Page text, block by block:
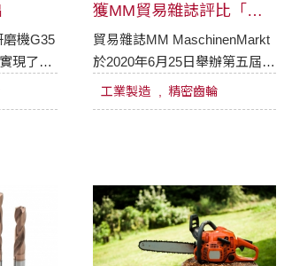
磨機G35
現了五
計，致
方面真
獲MM貿易雜誌評比「最
佳工業獎」
貿易雜誌MM MaschinenMarkt
於2020年6月25日舉辦第五屆
“Best of Industry Award最佳工
業獎”，以表彰業界傑出的工業
工業製造 精密齒輪